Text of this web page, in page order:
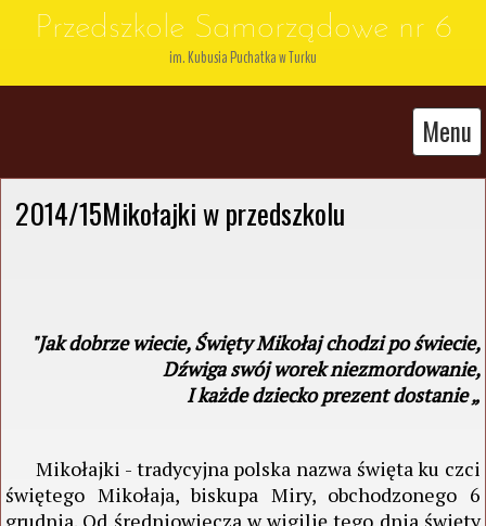
Przedszkole Samorządowe nr 6
im. Kubusia Puchatka w Turku
Menu
2014/15Mikołajki w przedszkolu
"Jak dobrze wiecie, Święty Mikołaj chodzi po świecie,
Dźwiga swój worek niezmordowanie,
I każde dziecko prezent dostanie „
Mikołajki - tradycyjna polska nazwa święta ku czci
świętego Mikołaja, biskupa Miry, obchodzonego 6
grudnia. Od średniowiecza w wigilię tego dnia święty